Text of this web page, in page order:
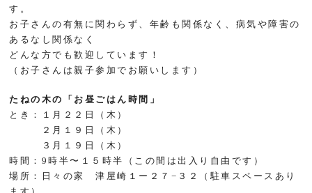
す。
お子さんの有無に関わらず、年齢も関係なく、病気や障害の
あるなし関係なく
どんな方でも歓迎しています！
（お子さんは親子参加でお願いします）
たねの木の「お昼ごはん時間」
とき：１月２２日（木）
２月１９日（木）
３月１９日（木）
時間：9時半〜１５時半（この間は出入り自由です）
場所：日々の家 津屋崎１ー２７−３２（駐車スペースあり